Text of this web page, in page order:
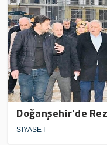
Doğanşehir’de
SİYASET